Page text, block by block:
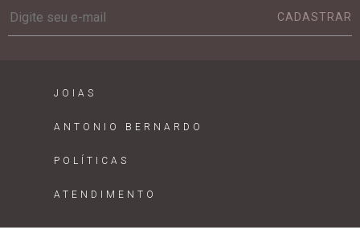
CADASTRAR
JOIAS
ANTONIO BERNARDO
POLÍTICAS
ATENDIMENTO